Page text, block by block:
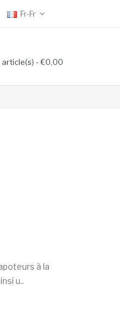
Fr-Fr
article(s) - €0,00
à la
u..